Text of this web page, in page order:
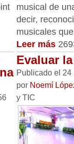
musical de
decir,
musicales
Leer más
Evaluar
Publicado el 24
por Noemí
y TIC